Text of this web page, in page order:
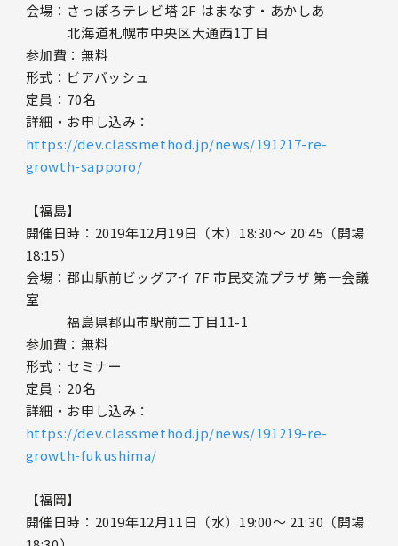
会場：さっぽろテレビ塔 2F はまなす・あかしあ
北海道札幌市中央区大通西1丁目
参加費：無料
形式：ビアバッシュ
定員：70名
詳細・お申し込み：
https://dev.classmethod.jp/news/191217-re-
growth-sapporo/
【福島】
開催日時：2019年12月19日（木）18:30～ 20:45（開場
18:15）
会場：郡山駅前ビッグアイ 7F 市民交流プラザ 第一会議
室
福島県郡山市駅前二丁目11-1
参加費：無料
形式：セミナー
定員：20名
詳細・お申し込み：
https://dev.classmethod.jp/news/191219-re-
growth-fukushima/
【福岡】
開催日時：2019年12月11日（水）19:00～ 21:30（開場